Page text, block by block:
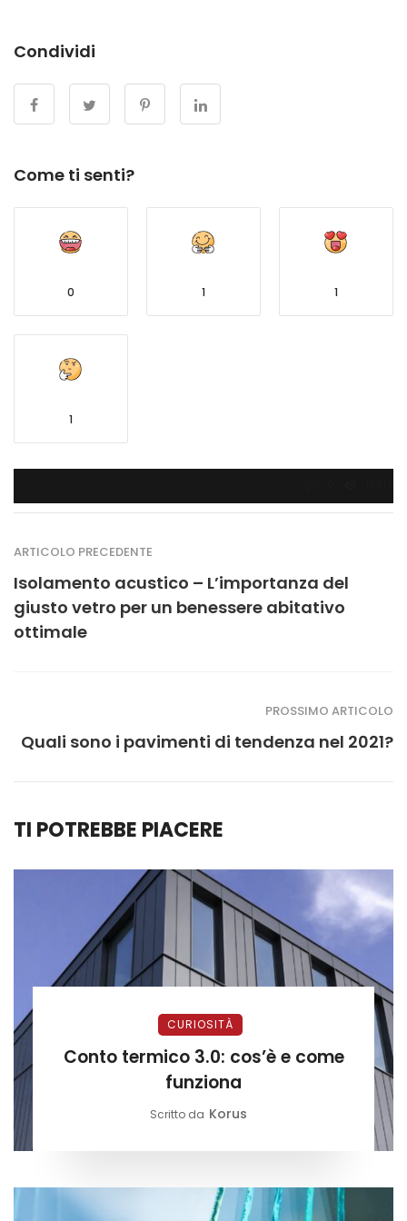
Condividi
Come ti senti?
0 1 1
1
ARTICOLO PRECEDENTE
Isolamento acustico – L’importanza del
giusto vetro per un benessere abitativo
ottimale
PROSSIMO ARTICOLO
Quali sono i pavimenti di tendenza nel 2021?
TI POTREBBE PIACERE
CURIOSITÀ
Conto termico 3.0: cos’è e come
funziona
Scritto da Korus